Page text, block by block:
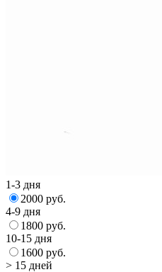
1-3 дня
2000 руб.
4-9 дня
1800 руб.
10-15 дня
1600 руб.
> 15 дней